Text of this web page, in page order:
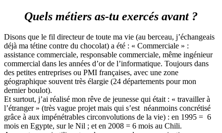
Quels métiers as-tu exercés avant ?
Disons que le fil directeur de toute ma vie (au berceau, j’échangeais
déjà ma tétine contre du chocolat) a été : « Commerciale » :
assistance commerciale, responsable commerciale, même ingénieur
commercial dans les années d’or de l’informatique. Toujours dans
des petites entreprises ou PMI françaises, avec une zone
géographique souvent très élargie (24 départements pour mon
dernier boulot).
Et surtout, j’ai réalisé mon rêve de jeunesse qui était : « travailler à
l’étranger » (très vague projet mais qui s’est néanmoins concrétisé
grâce à aux impénétrables circonvolutions de la vie) : en 1995 = 6
mois en Egypte, sur le Nil ; et en 2008 = 6 mois au Chili.